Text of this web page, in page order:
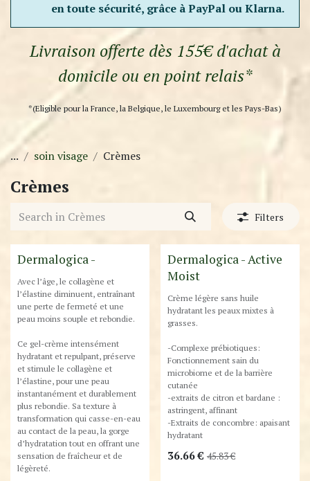
en toute sécurité, grâce à PayPal ou Klarna.
Livraison offerte dès 155€ d'achat à
domicile ou en point relais*
*(Eligible pour la France, la Belgique, le Luxembourg et les Pays-Bas)
... soin visage Crèmes
Crèmes
Filters
New!
Dermalogica -
Avec l’âge, le collagène et
l’élastine diminuent, entraînant
une perte de fermeté et une
peau moins souple et rebondie.
Ce gel-crème intensément
hydratant et repulpant, préserve
et stimule le collagène et
l’élastine, pour une peau
instantanément et durablement
plus rebondie. Sa texture à
transformation qui casse-en-eau
au contact de la peau, la gorge
d’hydratation tout en offrant une
sensation de fraîcheur et de
légèreté.
Destockage
Dermalogica - Active
Moist
Crème légère sans huile
hydratant les peaux mixtes à
grasses.
-Complexe prébiotiques:
Fonctionnement sain du
microbiome et de la barrière
cutanée
-extraits de citron et bardane :
astringent, affinant
-Extraits de concombre: apaisant
hydratant
36.66€ 45.83€